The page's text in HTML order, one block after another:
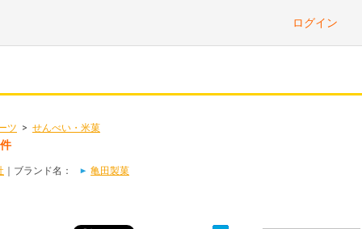
ログイン
ツ > せんべい・米菓
｜ブランド名： 亀田製菓